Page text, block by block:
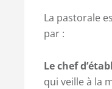
La pastorale
par :
Le chef
qui veille à la